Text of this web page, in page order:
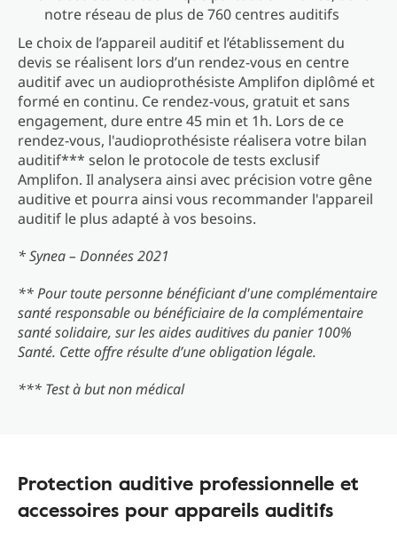
notre réseau de plus de 760 centres auditifs
Le choix de l’appareil auditif et l’établissement du
devis se réalisent lors d’un rendez-vous en centre
auditif avec un audioprothésiste Amplifon diplômé et
formé en continu. Ce rendez-vous, gratuit et sans
engagement, dure entre 45 min et 1h. Lors de ce
rendez-vous, l'audioprothésiste réalisera votre bilan
auditif*** selon le protocole de tests exclusif
Amplifon. Il analysera ainsi avec précision votre gêne
auditive et pourra ainsi vous recommander l'appareil
auditif le plus adapté à vos besoins.
* Synea – Données 2021
** Pour toute personne bénéficiant d'une complémentaire
santé responsable ou bénéficiaire de la complémentaire
santé solidaire, sur les aides auditives du panier 100%
Santé. Cette offre résulte d’une obligation légale.
*** Test à but non médical
Protection auditive professionnelle et
accessoires pour appareils auditifs